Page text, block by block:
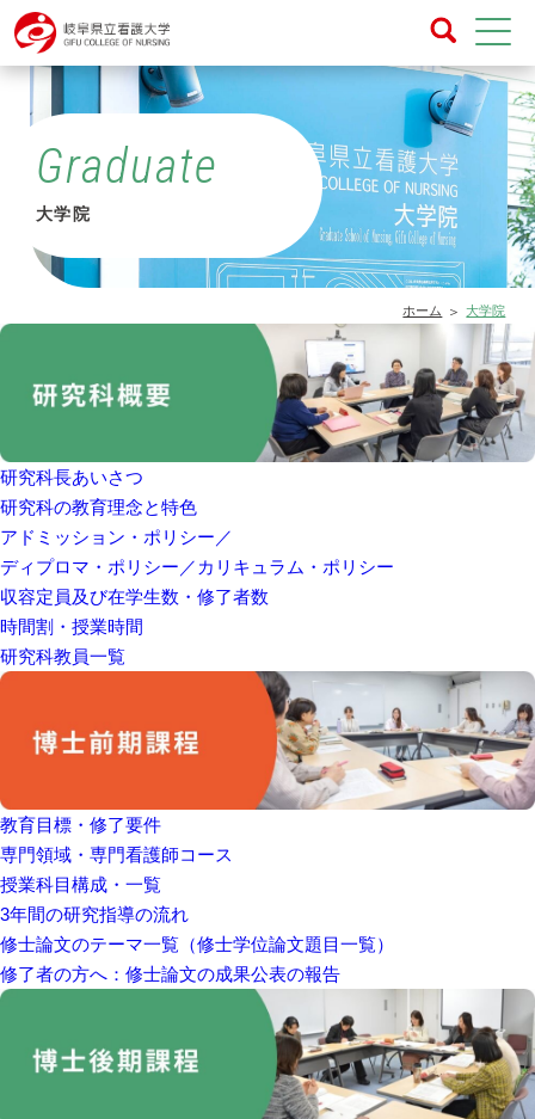
Graduate
大学院
ホーム 大学院
研究科長あいさつ
研究科の教育理念と特色
アドミッション・ポリシー／
ディプロマ・ポリシー／カリキュラム・ポリシー
収容定員及び在学生数・修了者数
時間割・授業時間
研究科教員一覧
教育目標・修了要件
専門領域・専門看護師コース
授業科目構成・一覧
3年間の研究指導の流れ
修士論文のテーマ一覧（修士学位論文題目一覧）
修了者の方へ：修士論文の成果公表の報告